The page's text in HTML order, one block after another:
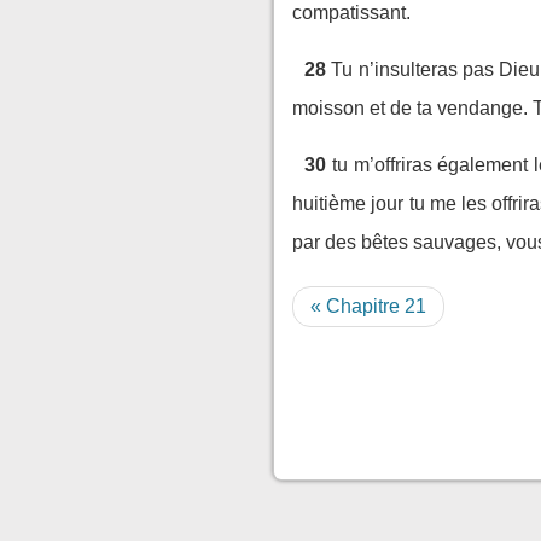
compatissant.
28 Tu n’insulteras pas
moisson et de ta vendange.
30 tu m’offriras
huitième jour tu me les
par des bêtes sauvages,
« Chapitre 21